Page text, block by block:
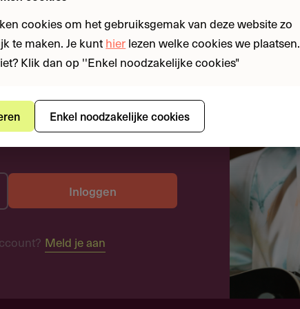
Inloggen
Meld je aan
cookies om het gebruiksgemak van deze website zo
te maken. Je kunt hier lezen welke cookies we plaatsen.
Klik dan op ''Enkel noodzakelijke cookies"
Enkel noodzakelijke cookies